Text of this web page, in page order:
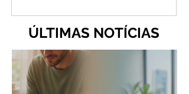
ÚLTIMAS NOTÍCIAS